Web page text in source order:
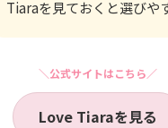
Tiaraを見ておくと選びや
＼公式サイトはこちら／
Love Tiaraを見る